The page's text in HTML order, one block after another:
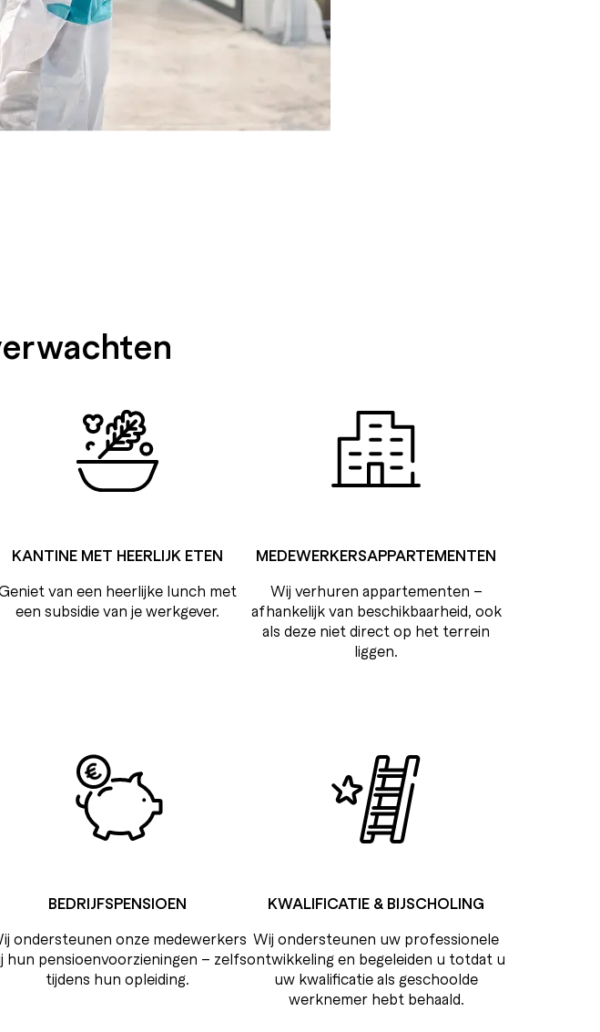
KANTINE MET HEERLIJK ETEN
van een heerlijke lunch met
een subsidie van je werkgever.
MEDEWERKERSAPPARTEMENTEN
Wij verhuren appartementen –
afhankelijk van beschikbaarheid, ook
als deze niet direct op het terrein
liggen.
BEDRIJFSPENSIOEN
ondersteunen onze medewerkers
hun pensioenvoorzieningen – zelfs
tijdens hun opleiding.
KWALIFICATIE & BIJSCHOLING
Wij ondersteunen uw professionele
ontwikkeling en begeleiden u totdat u
uw kwalificatie als geschoolde
werknemer hebt behaald.